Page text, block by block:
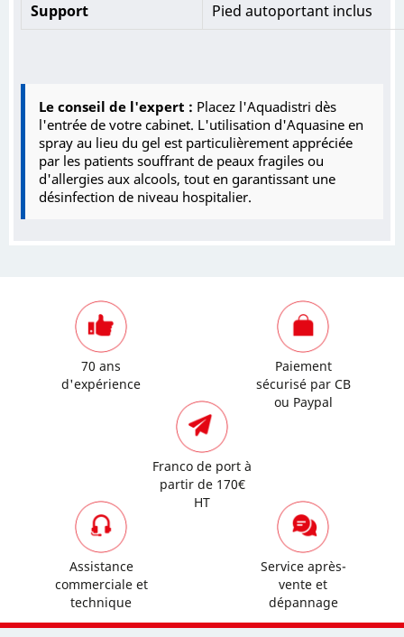
Support
Pied autoportant inclus
Le conseil de l'expert : Placez l'Aquadistri dès
l'entrée de votre cabinet. L'utilisation d'Aquasine en
spray au lieu du gel est particulièrement appréciée
par les patients souffrant de peaux fragiles ou
d'allergies aux alcools, tout en garantissant une
désinfection de niveau hospitalier.
70 ans
d'expérience
Paiement
sécurisé par CB
ou Paypal
Franco de port à
partir de 170€
HT
Assistance
commerciale et
technique
Service après-
vente et
dépannage